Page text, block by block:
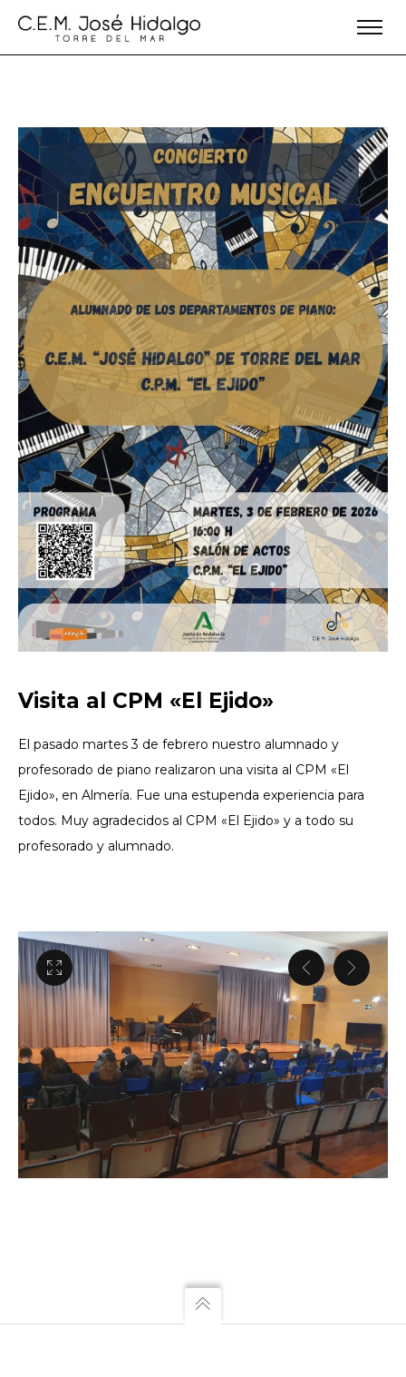
Visita al CPM «El Ejido»
El pasado martes 3 de febrero nuestro alumnado y
profesorado de piano realizaron una visita al CPM «El
Ejido», en Almería. Fue una estupenda experiencia para
todos. Muy agradecidos al CPM «El Ejido» y a todo su
profesorado y alumnado.